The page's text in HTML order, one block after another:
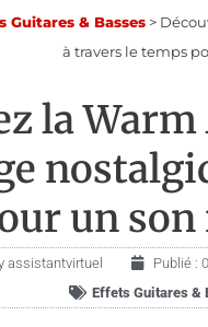
Guitares & Basses >
à travers le temps
la
un
assistantvirtuel Publié :
Effets Guitares &